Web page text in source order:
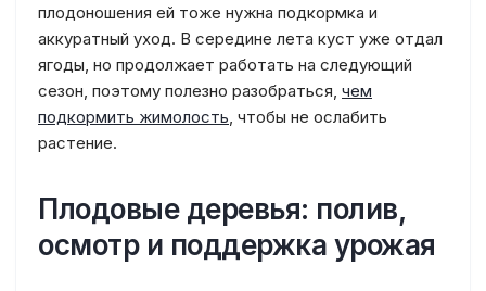
плодоношения ей тоже нужна подкормка и
аккуратный уход. В середине лета куст уже отдал
ягоды, но продолжает работать на следующий
сезон, поэтому полезно разобраться, чем
подкормить жимолость, чтобы не ослабить
растение.
Плодовые деревья: полив,
осмотр и поддержка урожая